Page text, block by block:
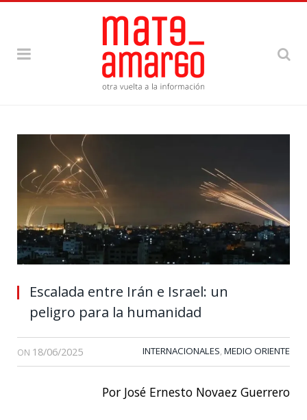
Escalada entre Irán e Israel: un
peligro para la humanidad
ON 18/06/2025 INTERNACIONALES, MEDIO ORIENTE
Por José Ernesto Novaez Guerrero